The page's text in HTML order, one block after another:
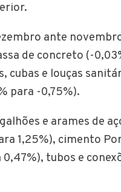
ante
de concreto (-
cubas e louças
para -0,75%).
e arames de
1,25%), cimento
tubos e